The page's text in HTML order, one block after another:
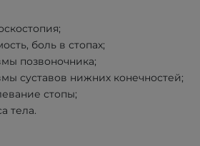
боль в стопах;
позвоночника;
суставов нижних конечностей;
стопы;
тела.